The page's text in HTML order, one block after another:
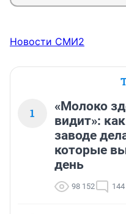
Новости СМИ2
1
«Молоко
видит»:
заводе
которые
день
98 152 144